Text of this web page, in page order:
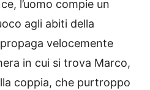
l’uomo compie un
agli abiti della
velocemente
in cui si trova Marco,
coppia, che purtroppo